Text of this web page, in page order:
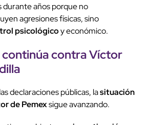
años porque no
agresiones físicas, sino
psicológicoy económico.
continúa contraVíctor
declaraciones públicas, lasituación
de Pemexsigue avanzando.